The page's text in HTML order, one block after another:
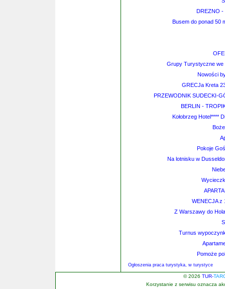
DREZNO -
Busem do ponad 50
Grupy Turystyczne we
Nowości
GRECJa Kreta
PRZEWODNIK SUDECKI-
BERLIN -
Kołobrzeg Hotel****
Pokoje
Na lotnisku w
WENECJA z
Z Warszawy do
Turnus
Pomoże
Ogłoszenia praca turystyka, w turystyce
© 2026 TUR-
Korzystanie z serwisu oznacza